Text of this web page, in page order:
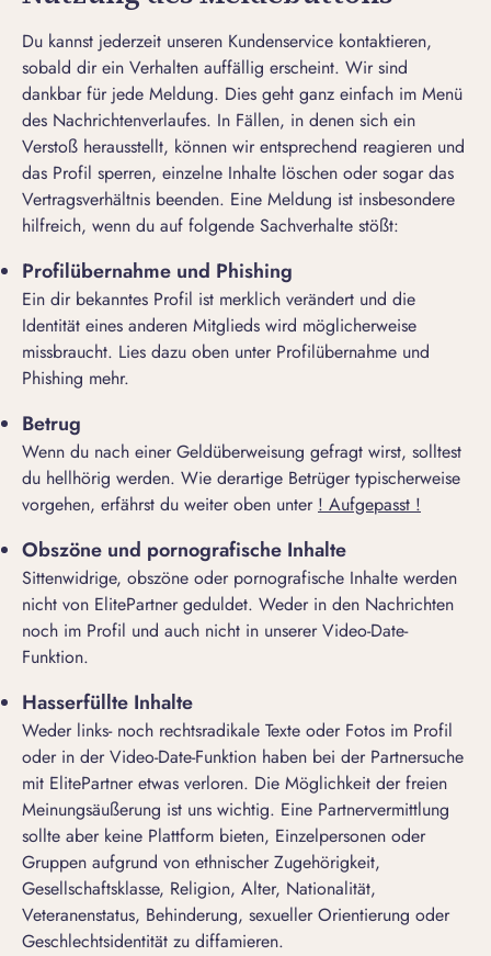
Du kannst jederzeit unseren Kundenservice kontaktieren,
sobald dir ein Verhalten auffällig erscheint. Wir sind
dankbar für jede Meldung. Dies geht ganz einfach im Menü
des Nachrichtenverlaufes. In Fällen, in denen sich ein
Verstoß herausstellt, können wir entsprechend reagieren und
das Profil sperren, einzelne Inhalte löschen oder sogar das
Vertragsverhältnis beenden. Eine Meldung ist insbesondere
hilfreich, wenn du auf folgende Sachverhalte stößt:
Profilübernahme und Phishing
Ein dir bekanntes Profil ist merklich verändert und die
Identität eines anderen Mitglieds wird möglicherweise
missbraucht. Lies dazu oben unter Profilübernahme und
Phishing mehr.
Betrug
Wenn du nach einer Geldüberweisung gefragt wirst, solltest
du hellhörig werden. Wie derartige Betrüger typischerweise
vorgehen, erfährst du weiter oben unter ! Aufgepasst !
Obszöne und pornografische Inhalte
Sittenwidrige, obszöne oder pornografische Inhalte werden
nicht von ElitePartner geduldet. Weder in den Nachrichten
noch im Profil und auch nicht in unserer Video-Date-
Funktion.
Hasserfüllte Inhalte
Weder links- noch rechtsradikale Texte oder Fotos im Profil
oder in der Video-Date-Funktion haben bei der Partnersuche
mit ElitePartner etwas verloren. Die Möglichkeit der freien
Meinungsäußerung ist uns wichtig. Eine Partnervermittlung
sollte aber keine Plattform bieten, Einzelpersonen oder
Gruppen aufgrund von ethnischer Zugehörigkeit,
Gesellschaftsklasse, Religion, Alter, Nationalität,
Veteranenstatus, Behinderung, sexueller Orientierung oder
Geschlechtsidentität zu diffamieren.